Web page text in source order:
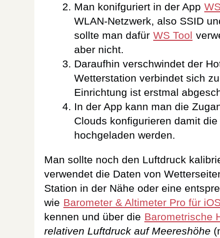
Man konifguriert in der App
WLAN-Netzwerk, also SSID
sollte man dafür WS Tool
aber nicht.
Daraufhin verschwindet der
Wetterstation verbindet sich
Einrichtung ist erstmal
In der App kann man die
Clouds konfigurieren damit
hochgeladen werden.
Man sollte noch den Luftdruck
verwendet die Daten von
Station in der Nähe oder eine
wie Barometer & Altimeter Pro für
kennen und über die Barometrische
relativen Luftdruck auf Meereshöhe